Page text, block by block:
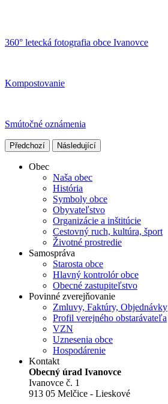
360° letecká fotografia obce Ivanovce
Kompostovanie
Smútočné oznámenia
Předchozí Následující
Obec
Naša obec
História
Symboly obce
Obyvateľstvo
Organizácie a inštitúcie
Cestovný ruch, kultúra, šport
Životné prostredie
Samospráva
Starosta obce
Hlavný kontrolór obce
Obecné zastupiteľstvo
Povinné zverejňovanie
Zmluvy, Faktúry, Objednávky
Profil verejného obstarávateľa
VZN
Uznesenia obce
Hospodárenie
Kontakt
Obecný úrad Ivanovce
Ivanovce č. 1
913 05 Melčice - Lieskové